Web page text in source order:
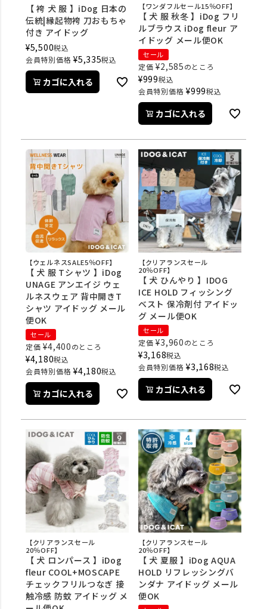
【 袴 犬 服 】iDog 日本の
伝統|縁起物袴 刀おもちゃ
付き アイドッグ
¥5,500税込
会員特別価格 ¥5,335税込
カゴに入れる
【ワンダフルセール15％OFF】
【 犬 服 秋冬 】iDog フリ
ルブラウス iDog fleur ア
イドッグ メール便OK
セール
定価 ¥2,585のところ
¥999税込
会員特別価格 ¥999税込
カゴに入れる
【ウェルネスSALE5％OFF】
【 犬 服 Tシャツ 】iDog
UNAGE アンエイジ ウェ
ルネスウェア 背中開きT
シャツ アイドッグ メール
便OK
セール
定価 ¥4,400のところ
¥4,180税込
会員特別価格 ¥4,180税込
カゴに入れる
【クリアランスセール
20％OFF】
【 犬 ひんやり 】IDOG
ICE HOLD フィッシング
ベスト 保冷剤付 アイドッ
グ メール便OK
セール
定価 ¥3,960のところ
¥3,168税込
会員特別価格 ¥3,168税込
カゴに入れる
【クリアランスセール
20％OFF】
【 犬 ロンパース 】iDog
fleur COOL+MOSCAPE
チェックフリルつなぎ 接
触冷感 防蚊 アイドッグ メ
【クリアランスセール
20％OFF】
【 犬 夏服 】iDog AQUA
HOLD リフレッシングバ
ンダナ アイドッグ メール
便OK